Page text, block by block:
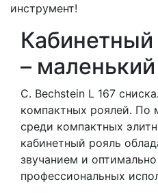
инструмент!
Кабинетный
–
C. Bechstein L 167
компактных роялей. По
среди компактных
кабинетный рояль
звучанием и
профессиональных